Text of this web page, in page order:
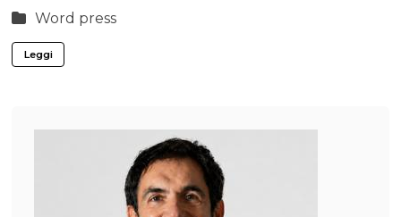
Word press
Leggi